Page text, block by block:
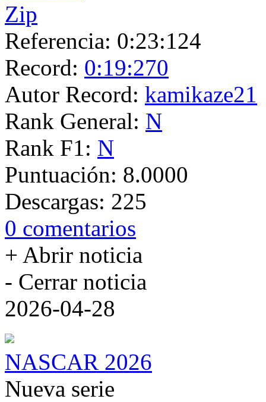
Referencia: 0:23:124
Record: 0:19:270
Autor Record: kamikaze21
Rank General: N
Rank F1: N
Puntuación: 8.0000
Descargas: 225
0 comentarios
+ Abrir noticia
- Cerrar noticia
2026-04-28
NASCAR 2026
Nueva serie